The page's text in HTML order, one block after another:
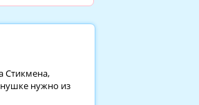
Стикмена,
нужно из